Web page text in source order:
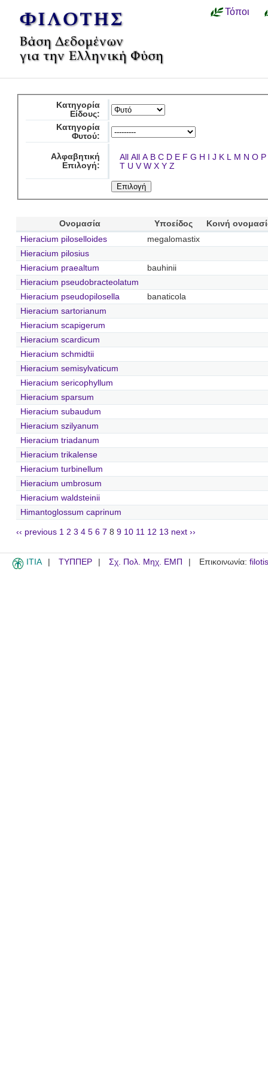
Τόποι
Κατηγορία
Είδους:
Κατηγορία
Φυτού:
Αλφαβητική
Επιλογή:
All All A B C D E F G H I J K L M N O P
T U V W X Y Z
Ονομασία Υποείδος
Κοινή
Hieracium piloselloides
megalomastix
Hieracium pilosius
Hieracium praealtum
bauhinii
Hieracium pseudobracteolatum
Hieracium pseudopilosella
banaticola
Hieracium sartorianum
Hieracium scapigerum
Hieracium scardicum
Hieracium schmidtii
Hieracium semisylvaticum
Hieracium sericophyllum
Hieracium sparsum
Hieracium subaudum
Hieracium szilyanum
Hieracium triadanum
Hieracium trikalense
Hieracium turbinellum
Hieracium umbrosum
Hieracium waldsteinii
Himantoglossum caprinum
‹‹ previous 1 2 3 4 5 6 7 8 9 10 11 12 13 next ››
ITIA ΤΥΠΠΕΡ Σχ. Πολ. Μηχ. ΕΜΠ Επικοινωνία: